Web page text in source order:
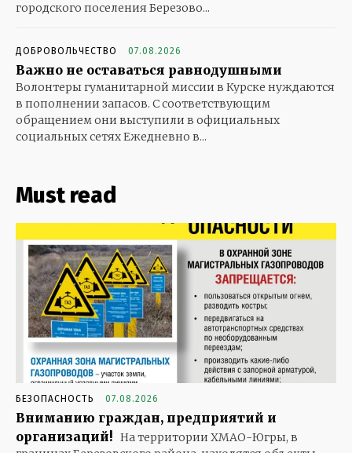
городского поселения Березово...
ДОБРОВОЛЬЧЕСТВО 07.08.2026
Важно не оставаться равнодушными
Волонтеры гуманитарной миссии в Курске нуждаются
в пополнении запасов. С соответствующим
обращением они выступили в официальных
социальных сетях Ежедневно в...
Must read
БЕЗОПАСНОСТЬ 07.08.2026
Вниманию граждан, предприятий и
организаций! На территории ХМАО-Югры, в